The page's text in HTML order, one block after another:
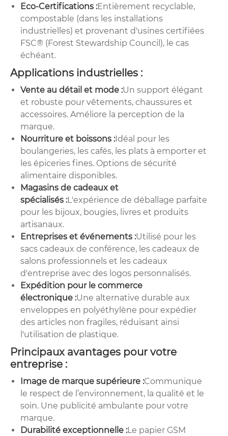
Eco-Certifications :Entièrement recyclable,
compostable (dans les installations
industrielles) et provenant d'usines certifiées
FSC® (Forest Stewardship Council), le cas
échéant.
Applications industrielles :
Vente au détail et mode :Un support élégant
et robuste pour vêtements, chaussures et
accessoires. Améliore la perception de la
marque.
Nourriture et boissons :Idéal pour les
boulangeries, les cafés, les plats à emporter et
les épiceries fines. Options de sécurité
alimentaire disponibles.
Magasins de cadeaux et
spécialisés :L'expérience de déballage parfaite
pour les bijoux, bougies, livres et produits
artisanaux.
Entreprises et événements :Utilisé pour les
sacs cadeaux de conférence, les cadeaux de
salons professionnels et les cadeaux
d'entreprise avec des logos personnalisés.
Expédition pour le commerce
électronique :Une alternative durable aux
enveloppes en polyéthylène pour expédier
des articles non fragiles, réduisant ainsi
l'utilisation de plastique.
Principaux avantages pour votre
entreprise :
Image de marque supérieure :Communique
le respect de l’environnement, la qualité et le
soin. Une publicité ambulante pour votre
marque.
Durabilité exceptionnelle :Le papier GSM